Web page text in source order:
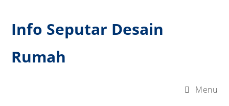
contentInfo Seputar Desain
Rumah
Menu